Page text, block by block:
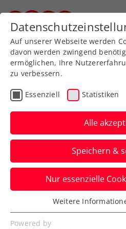
Aktuelle
News filtern
Auf unserer Webseite werden
davon werden zwingend
ermöglichen, Ihre
zu verbessern.
Essenziell Statistiken
Alle
Speichern &
Nur essenzielle
Essenziell
Essenzielle Cookies werden für
Weitere
Powered by